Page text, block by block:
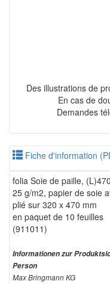
Des illustrations de
En cas de
Demandes
Fiche d'information
folia Soie de paille,
25 g/m2, papier de soie
plié sur 320 x 470 mm
en paquet de 10 feuilles
(911011)
Informationen zur
Person
Max Bringmann KG